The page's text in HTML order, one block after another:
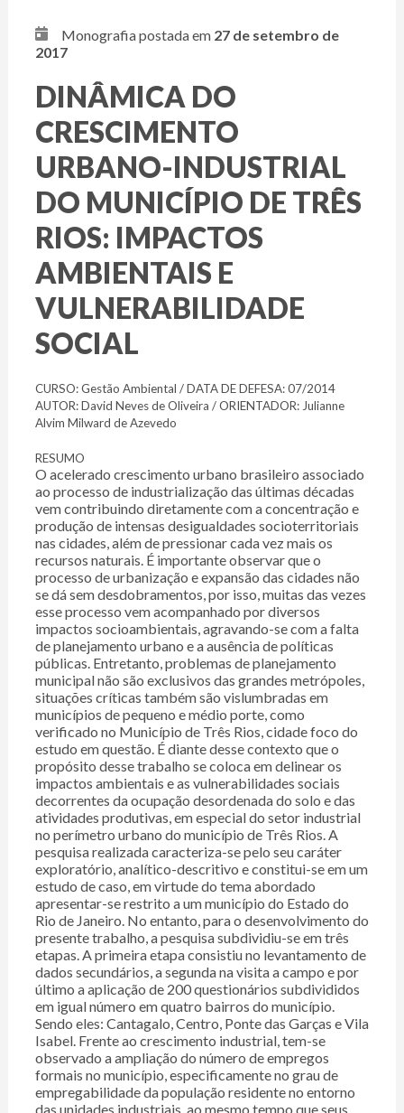
Monografia postada em 27 de setembro de
2017
DINÂMICA DO
CRESCIMENTO
URBANO-INDUSTRIAL
DO MUNICÍPIO DE TRÊS
RIOS: IMPACTOS
AMBIENTAIS E
VULNERABILIDADE
SOCIAL
CURSO: Gestão Ambiental / DATA DE DEFESA: 07/2014
AUTOR: David Neves de Oliveira / ORIENTADOR: Julianne
Alvim Milward de Azevedo
RESUMO
O acelerado crescimento urbano brasileiro associado
ao processo de industrialização das últimas décadas
vem contribuindo diretamente com a concentração e
produção de intensas desigualdades socioterritoriais
nas cidades, além de pressionar cada vez mais os
recursos naturais. É importante observar que o
processo de urbanização e expansão das cidades não
se dá sem desdobramentos, por isso, muitas das vezes
esse processo vem acompanhado por diversos
impactos socioambientais, agravando-se com a falta
de planejamento urbano e a ausência de políticas
públicas. Entretanto, problemas de planejamento
municipal não são exclusivos das grandes metrópoles,
situações críticas também são vislumbradas em
municípios de pequeno e médio porte, como
verificado no Município de Três Rios, cidade foco do
estudo em questão. É diante desse contexto que o
propósito desse trabalho se coloca em delinear os
impactos ambientais e as vulnerabilidades sociais
decorrentes da ocupação desordenada do solo e das
atividades produtivas, em especial do setor industrial
no perímetro urbano do município de Três Rios. A
pesquisa realizada caracteriza-se pelo seu caráter
exploratório, analítico-descritivo e constitui-se em um
estudo de caso, em virtude do tema abordado
apresentar-se restrito a um município do Estado do
Rio de Janeiro. No entanto, para o desenvolvimento do
presente trabalho, a pesquisa subdividiu-se em três
etapas. A primeira etapa consistiu no levantamento de
dados secundários, a segunda na visita a campo e por
último a aplicação de 200 questionários subdivididos
em igual número em quatro bairros do município.
Sendo eles: Cantagalo, Centro, Ponte das Garças e Vila
Isabel. Frente ao crescimento industrial, tem-se
observado a ampliação do número de empregos
formais no município, especificamente no grau de
empregabilidade da população residente no entorno
das unidades industriais, ao mesmo tempo que seus